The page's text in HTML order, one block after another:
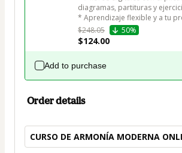
diagramas, partituras y
* Aprendizaje flexible y a tu
$248.05
50%
$124.00
Add to purchase
Order details
CURSO DE ARMONÍA MODERNA